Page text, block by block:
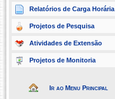
Relatórios de Carga Horária
Projetos de Pesquisa
Atividades de Extensão
Projetos de Monitoria
Ir ao Menu Principal